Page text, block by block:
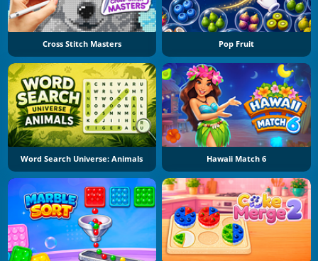
Cross Stitch Masters Pop Fruit
Word Search Universe: Animals Hawaii Match 6